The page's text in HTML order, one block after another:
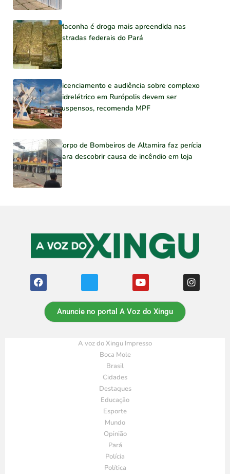
Maconha é droga mais apreendida nas
estradas federais do Pará
Licenciamento e audiência sobre complexo
hidrelétrico em Rurópolis devem ser
suspensos, recomenda MPF
Corpo de Bombeiros de Altamira faz perícia
para descobrir causa de incêndio em loja
Anuncie no portal A Voz do Xingu
A voz do Xingu Impresso
Boca Mole
Brasil
Cidades
Destaques
Educação
Esporte
Mundo
Opinião
Pará
Polícia
Política